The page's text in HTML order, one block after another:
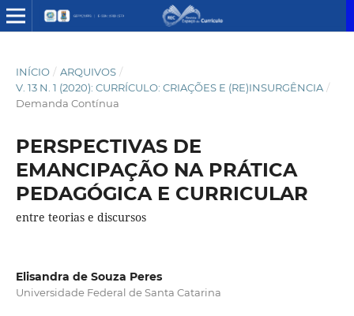
INÍCIO / ARQUIVOS /
V. 13 N. 1 (2020): CURRÍCULO: CRIAÇÕES E (RE)INSURGÊNCIA /
Demanda Contínua
PERSPECTIVAS DE
EMANCIPAÇÃO NA PRÁTICA
PEDAGÓGICA E CURRICULAR
entre teorias e discursos
Elisandra de Souza Peres
Universidade Federal de Santa Catarina